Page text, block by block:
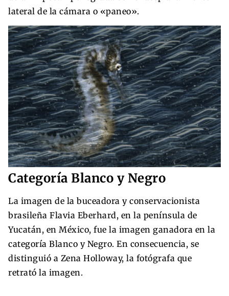
lateral de la cámara o «paneo».
Categoría Blanco y Negro
La imagen de la buceadora y conservacionista
brasileña Flavia Eberhard, en la península de
Yucatán, en México, fue la imagen ganadora en la
categoría Blanco y Negro. En consecuencia, se
distinguió a Zena Holloway, la fotógrafa que
retrató la imagen.